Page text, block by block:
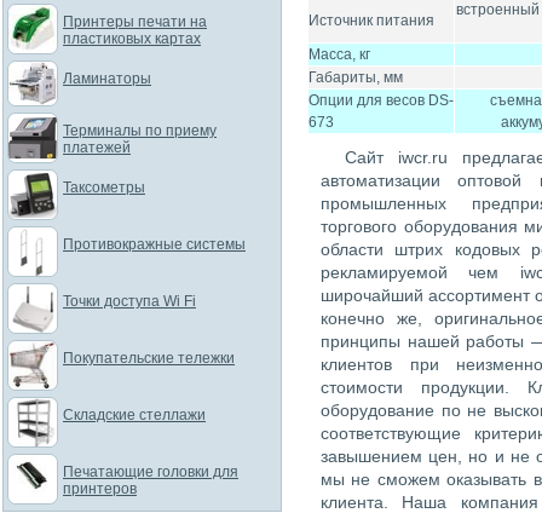
Источник питания
встроенный
Масса, кг
Габариты, мм
Опции для весов DS-
673
Сайт iwcr.ru
автоматизации
промышленных
торгового оборудования
области штрих кодовых
рекламируемой чем
широчайший ассортимент
конечно же,
принципы нашей работы
клиентов при
стоимости продукции.
оборудование по не
соответствующие
завышением цен, но и не
мы не сможем оказывать
клиента. Наша компания
Принтеры печати на
пластиковых картах
Ламинаторы
Терминалы по приему
платежей
Таксометры
Противокражные системы
Точки доступа Wi Fi
Покупательские тележки
Складские стеллажи
Печатающие головки для
принтеров